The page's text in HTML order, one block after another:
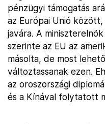
pénzügyi támogatás
az Európai Unió
javára. A
szerinte az EU az
másolta, de most
változtassanak ezen.
az oroszországi
és a Kínával folytatott